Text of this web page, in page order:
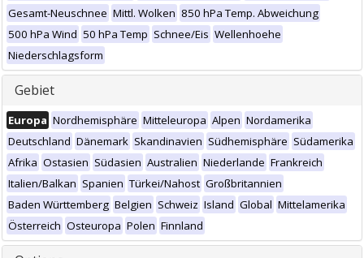
Gesamt-Neuschnee Mittl. Wolken 850 hPa Temp. Abweichung
500 hPa Wind 50 hPa Temp Schnee/Eis Wellenhoehe
Niederschlagsform
Gebiet
Europa Nordhemisphäre Mitteleuropa Alpen Nordamerika
Deutschland Dänemark Skandinavien Südhemisphäre Südamerika
Afrika Ostasien Südasien Australien Niederlande Frankreich
Italien/Balkan Spanien Türkei/Nahost Großbritannien
Baden Württemberg Belgien Schweiz Island Global Mittelamerika
Österreich Osteuropa Polen Finnland